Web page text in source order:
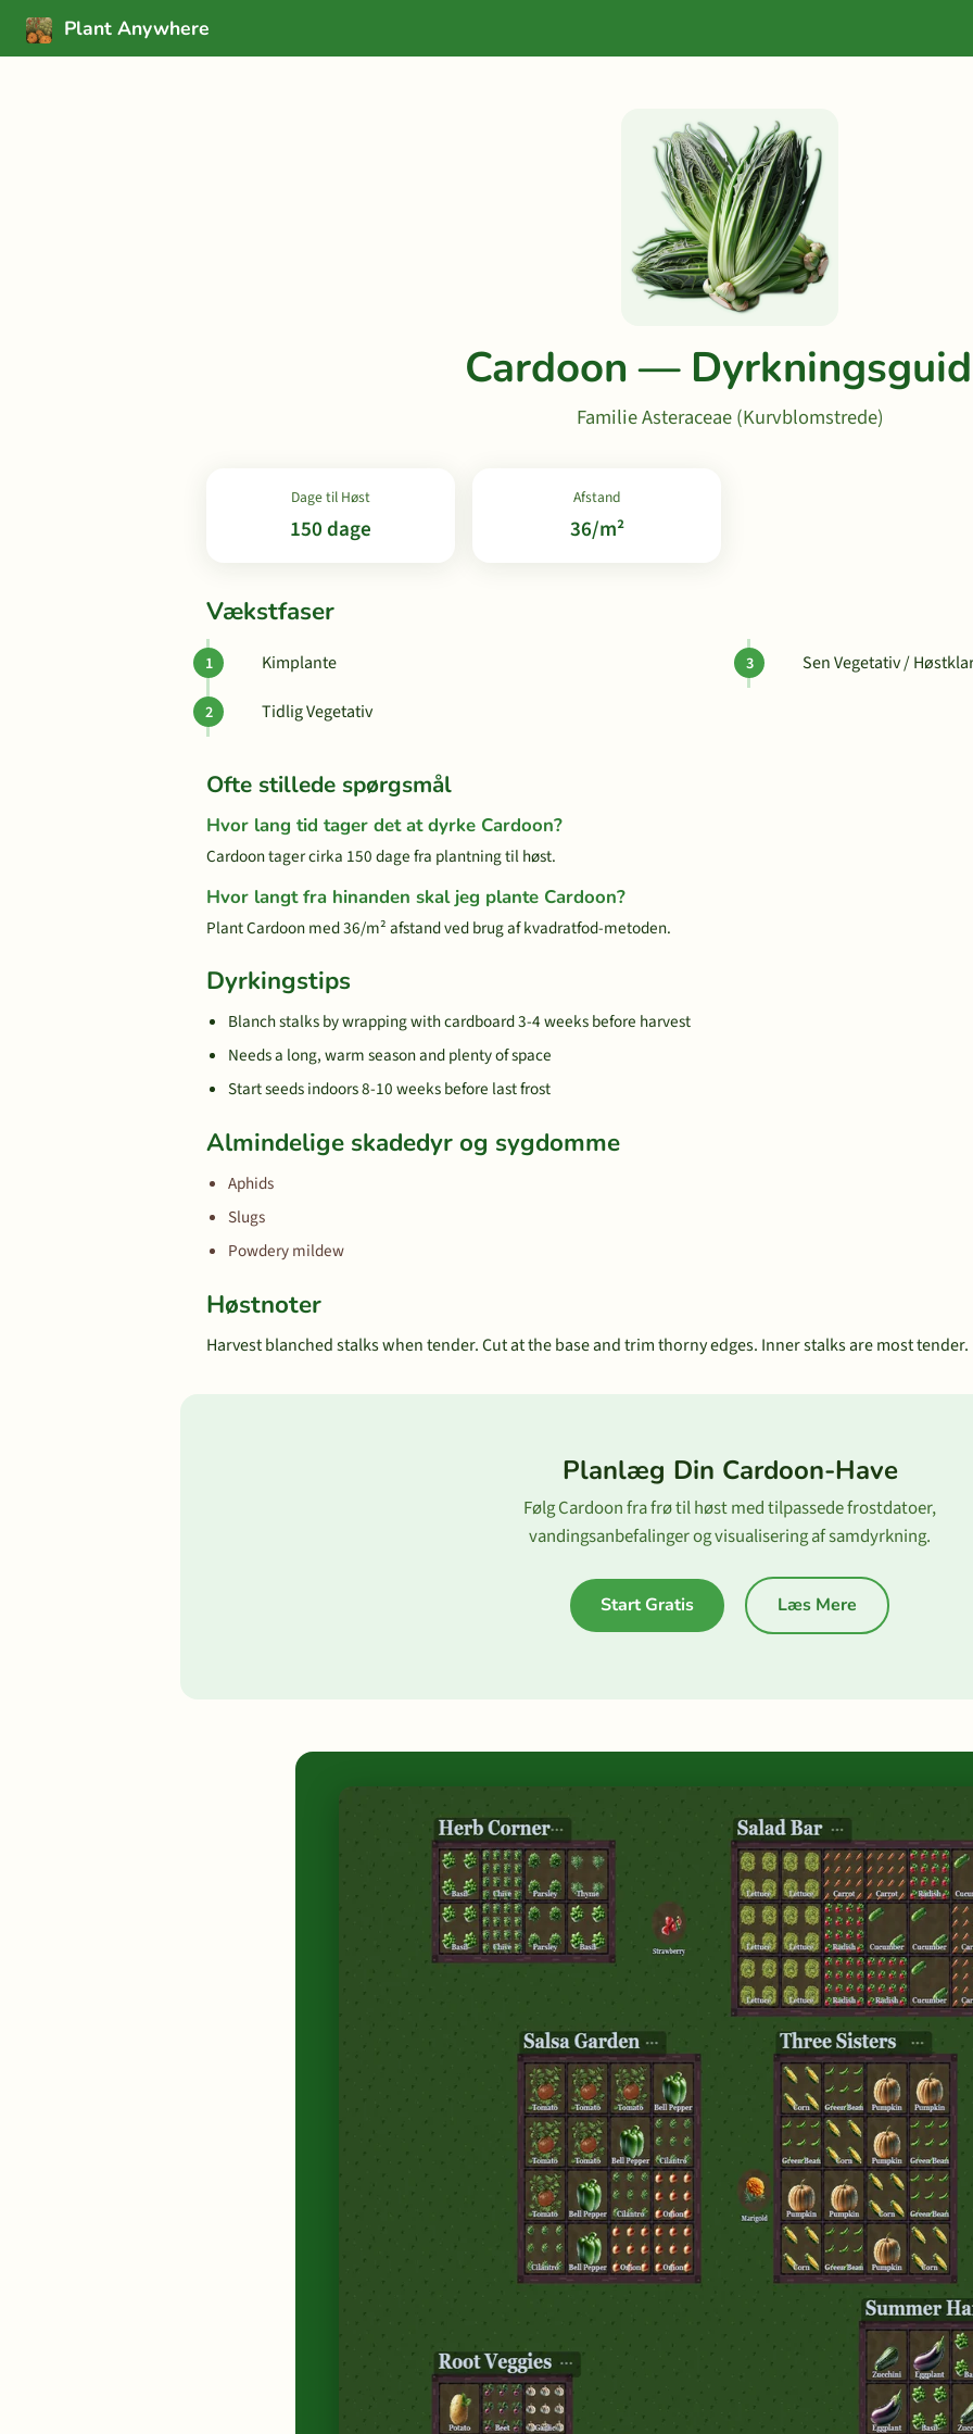
Plant Anywhere
Cardoon —
Familie Asteraceae (Kurvblomstrede)
Dage til Høst
150 dage
Afstand
36/m²
Vækstfaser
Kimplante
Tidlig Vegetativ
Sen Vegetativ /
Ofte stillede spørgsmål
Hvor lang tid tager det at dyrke Cardoon?
Cardoon tager cirka 150 dage fra plantning til høst.
Hvor langt fra hinanden skal jeg plante Cardoon?
Plant Cardoon med 36/m² afstand ved brug af kvadratfod-metoden.
Dyrkingstips
Blanch stalks by wrapping with cardboard 3-4 weeks before harvest
Needs a long, warm season and plenty of space
Start seeds indoors 8-10 weeks before last frost
Almindelige skadedyr og sygdomme
Aphids
Slugs
Powdery mildew
Høstnoter
Harvest blanched stalks when tender. Cut at the base and trim thorny edges. Inner stalks are most tender.
Planlæg Din Cardoon-Have
Følg Cardoon fra frø til høst med tilpassede frostdatoer,
vandingsanbefalinger og visualisering af samdyrkning.
Start Gratis Læs Mere